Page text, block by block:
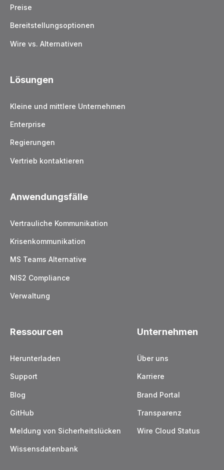
Preise
Bereitstellungsoptionen
Wire vs. Alternativen
Lösungen
Kleine und mittlere Unternehmen
Enterprise
Regierungen
Vertrieb kontaktieren
Anwendungsfälle
Vertrauliche Kommunikation
Krisenkommunikation
MS Teams Alternative
NIS2 Compliance
Verwaltung
Ressourcen
Herunterladen
Support
Blog
GitHub
Meldung von Sicherheitslücken
Wissensdatenbank
Unternehmen
Über uns
Karriere
Brand Portal
Transparenz
Wire Cloud Status